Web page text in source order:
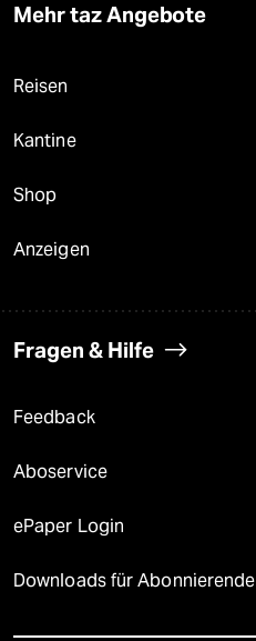
Mehr taz Angebote
Reisen
Kantine
Shop
Anzeigen
Fragen & Hilfe
Feedback
Aboservice
ePaper Login
Downloads für Abonnierende